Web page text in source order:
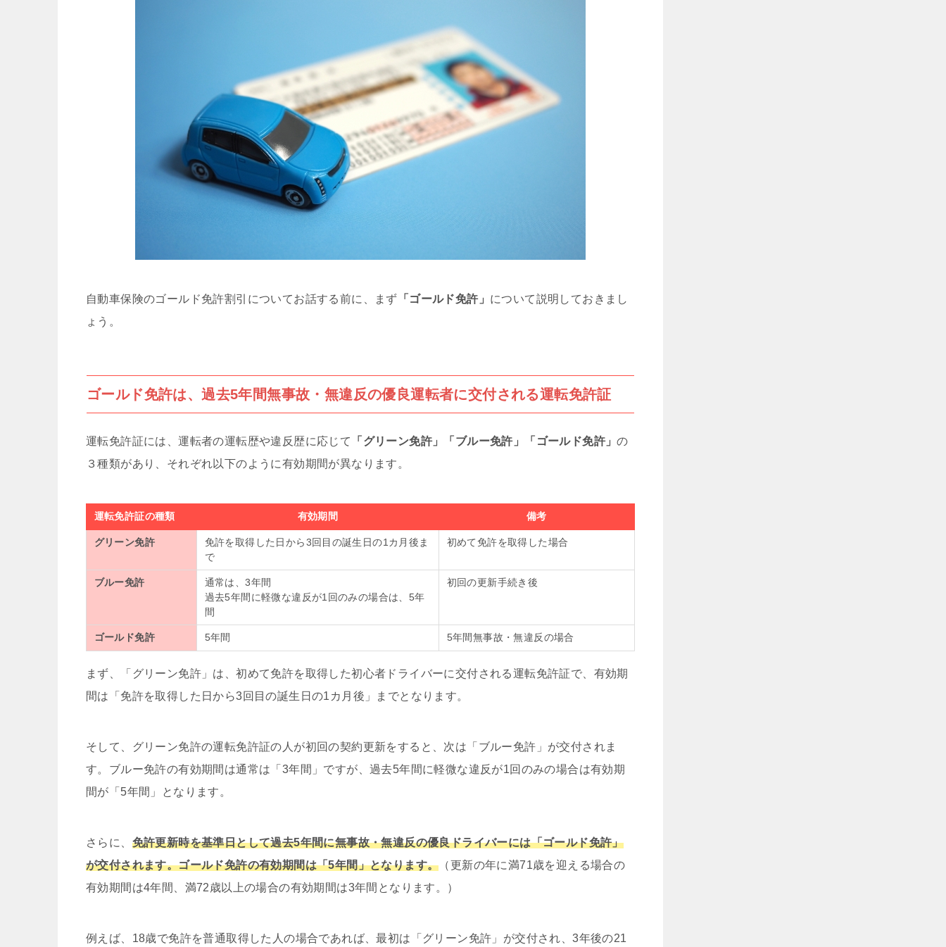
自動車保険のゴールド免許割引についてお話する前に、まず 「ゴールド免許」 について説明しておきまし
ょう。
ゴールド免許は、過去5年間無事故・無違反の優良運転者に交付される運転免許証
運転免許証には、運転者の運転歴や違反歴に応じて 「グリーン免許」「ブルー免許」「ゴールド免許」の
３種類があり、それぞれ以下のように有効期間が異なります。
運転免許証の種類 有効期間 備考
グリーン免許
免許を取得した日から3回目の誕生日の1カ月後ま
で
初めて免許を取得した場合
ブルー免許
通常は、3年間
過去5年間に軽微な違反が1回のみの場合は、5年
間
初回の更新手続き後
ゴールド免許 5年間 5年間無事故・無違反の場合
まず、「グリーン免許」は、初めて免許を取得した初心者ドライバーに交付される運転免許証で、有効期
間は「免許を取得した日から3回目の誕生日の1カ月後」までとなります。
そして、グリーン免許の運転免許証の人が初回の契約更新をすると、次は「ブルー免許」が交付されま
す。 ブルー免許の有効期間は通常は「3年間」ですが、過去5年間に軽微な違反が1回のみの場合は有効期
間が「5年間」となります。
さらに、 免許更新時を基準日として過去5年間に無事故・無違反の優良ドライバーには「ゴールド免許」
が交付されます。ゴールド免許の有効期間は「5年間」となります。 （更新の年に満71歳を迎える場合の
有効期間は4年間、満72歳以上の場合の有効期間は3年間となります。）
例えば、18歳で免許を普通取得した人の場合であれば、最初は「グリーン免許」が交付され、3年後の21